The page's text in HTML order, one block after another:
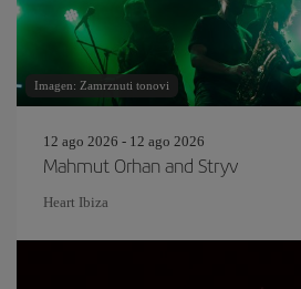
Imagen: Zamrznuti tonovi
12 ago 2026 - 12 ago 2026
Mahmut Orhan and Stryv
Heart Ibiza